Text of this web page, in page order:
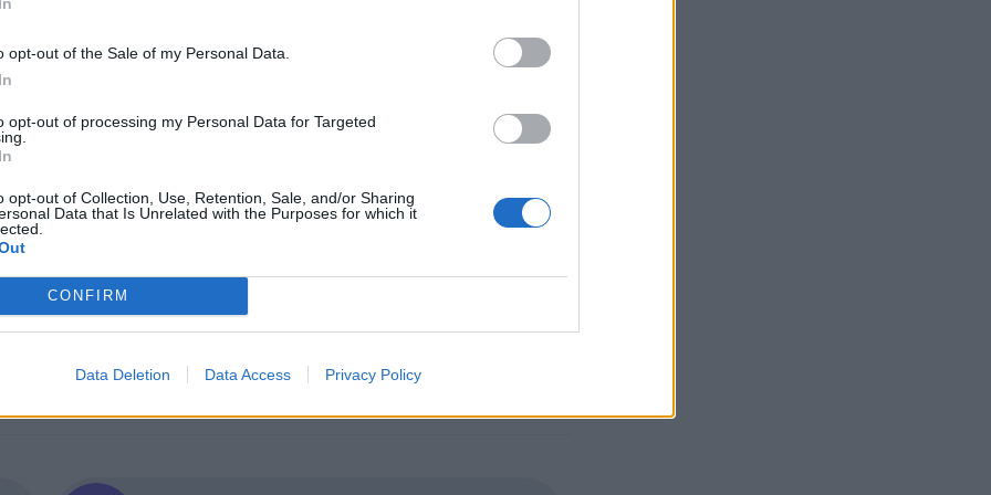
opt-out of the Sale of my Personal Data.
opt-out of processing my Personal Data for Targeted
opt-out of Collection, Use, Retention, Sale, and/or Sharing
Data that Is Unrelated with the Purposes for which it
CONFIRM
Data Deletion Data Access Privacy Policy
в свръхпигментирани или червеникави кожни
краката или други части на тялото, зрителни
случаи.
опасност за разпространение на заразата сред
и навременното лечение
Основна превантивна мярка е
щагелният
дестинации, предвид оживената международна
НОВИНИ »